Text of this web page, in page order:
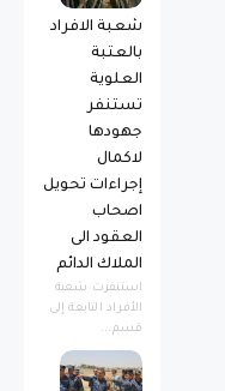
شعبة الافراد
بالعتبة
العلوية
تستنفر
جهودها
لاكمال
إجراءات تحويل
اصحاب
العقود الى
الملاك الدائم
استنفرت شعبة
الأفراد التابعة إلى
قسم...